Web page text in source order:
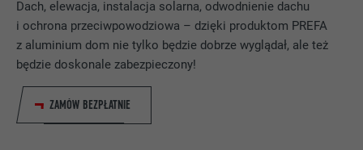
Dach, elewacja, instalacja solarna, odwodnienie dachu
i ochrona przeciwpowodziowa – dzięki produktom PREFA
z aluminium dom nie tylko będzie dobrze wyglądał, ale też
będzie doskonale zabezpieczony!
ZAMÓW BEZPŁATNIE
ponownego korzystania z witryny przez
odwiedzających.
DOSTAWCA ads.linkedin.com
PROCEDURA Sesja
Zapisuje wersję językową witryny
wybraną przez użytkownika.